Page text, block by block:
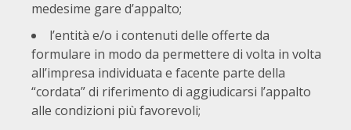
medesime gare d’appalto;
l’entità e/o i contenuti delle offerte da
formulare in modo da permettere di volta in volta
all’impresa individuata e facente parte della
“cordata” di riferimento di aggiudicarsi l’appalto
alle condizioni più favorevoli;